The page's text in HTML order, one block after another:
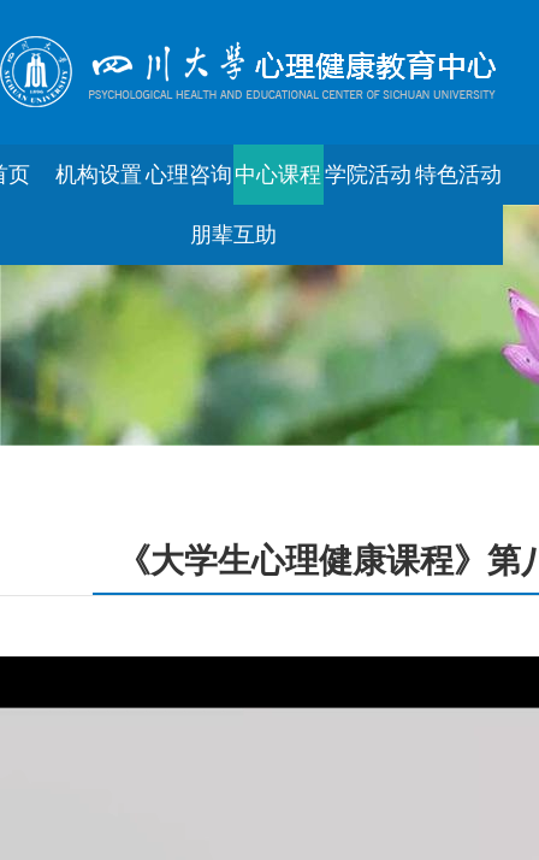
页 机构设置心理咨询中心课程学院活动特色活动
朋辈互助
《大学生心理健康课程》第